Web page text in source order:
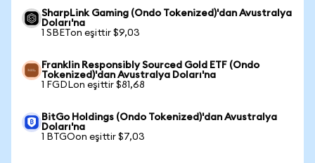
SharpLink Gaming (Ondo Tokenized)'dan Avustralya
Doları'na
1 SBETon eşittir $9,03
Franklin Responsibly Sourced Gold ETF (Ondo
Tokenized)'dan Avustralya Doları'na
1 FGDLon eşittir $81,68
BitGo Holdings (Ondo Tokenized)'dan Avustralya
Doları'na
1 BTGOon eşittir $7,03